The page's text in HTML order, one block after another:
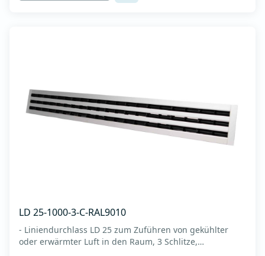
LD 25-1000-3-C-RAL9010
- Liniendurchlass LD 25 zum Zuführen von gekühlter
oder erwärmter Luft in den Raum, 3 Schlitze,